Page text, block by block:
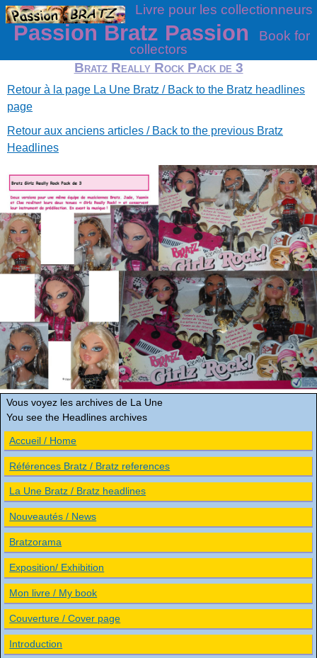
Livre pour les collectionneurs
Passion Bratz Passion
Book for
collectors
Bratz Really Rock Pack de 3
Retour à la page La Une Bratz / Back to the Bratz headlines
page
Retour aux anciens articles / Back to the previous Bratz
Headlines
Vous voyez les archives de La Une
You see the Headlines archives
Accueil / Home
Références Bratz / Bratz references
La Une Bratz / Bratz headlines
Nouveautés / News
Bratzorama
Exposition/ Exhibition
Mon livre / My book
Couverture / Cover page
Introduction